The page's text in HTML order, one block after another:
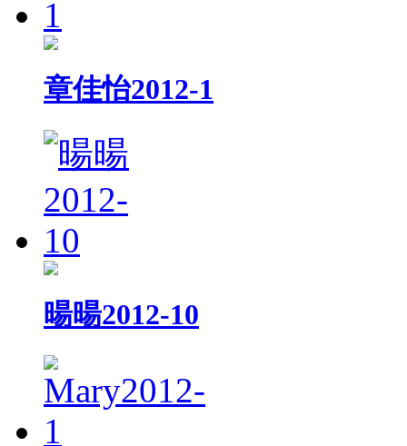
章佳怡2012-1
暘暘2012-10